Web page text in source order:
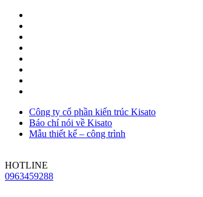
Công ty cổ phần kiến trúc Kisato
Báo chí nói về Kisato
Mẫu thiết kế – công trình
HOTLINE
0963459288